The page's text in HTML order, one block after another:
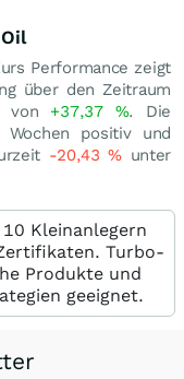
Performance zeigt
über den Zeitraum
von +37,37 %. Die
positiv und
-20,43% unter
Kleinanlegern
Turbo-
Produkte und
geeignet.